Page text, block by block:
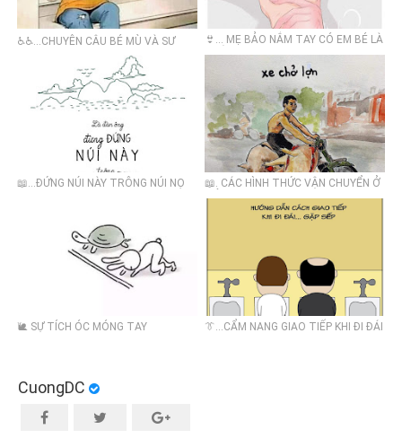
♿♿...CHUYỆN CẬU BÉ MÙ VÀ SỰ
THẬT CẢM ĐỘNG ĐẰNG SAU ĐÓ
👙... MẸ BẢO NẮM TAY CÓ EM BÉ LÀ
📖...ĐỨNG NÚI NÀY TRÔNG NÚI NỌ
📖. CÁC HÌNH THỨC VẬN CHUYỂN Ở
🐌 SỰ TÍCH ÓC MÓNG TAY 👔...CẨM NANG GIAO TIẾP KHI ĐI ĐÁI
CuongDC